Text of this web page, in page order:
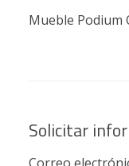
Mueble Podium
Solicitar